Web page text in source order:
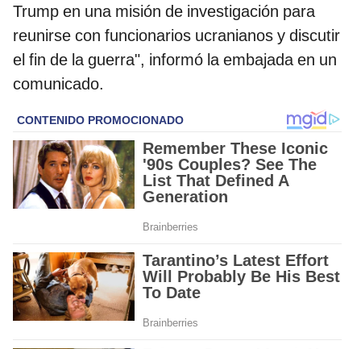
Trump en una misión de investigación para
reunirse con funcionarios ucranianos y discutir
el fin de la guerra", informó la embajada en un
comunicado.